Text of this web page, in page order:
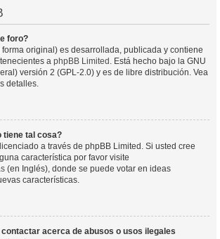
foro?
forma original) es desarrollada, publicada y contiene
a phpBB Limited . Está hecho bajo la GNU
versión 2 (GPL-2.0) y es de libre distribución. Vea
detalles.
tiene tal cosa?
a través de phpBB Limited. Si usted cree
característica por favor visite
(en Inglés), donde se puede votar en ideas
características.
acerca de abusos o usos ilegales